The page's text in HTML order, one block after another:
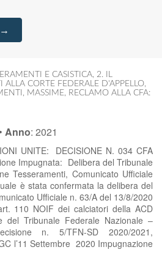
E CASISTICA, 2. IL
CORTE FEDERALE D'APPELLO,
, MASSIME, RECLAMO ALLA CFA:
• Anno: 2021
UNITE: DECISIONE N. 034 CFA
Impugnata: Delibera del Tribunale
Tesseramenti, Comunicato Ufficiale
è stata confermata la delibera del
Ufficiale n. 63/A del 13/8/2020
110 NOIF dei calciatori della ACD
del Tribunale Federale Nazionale –
n. 5/TFN-SD 2020/2021,
l’11 Settembre 2020 Impugnazione